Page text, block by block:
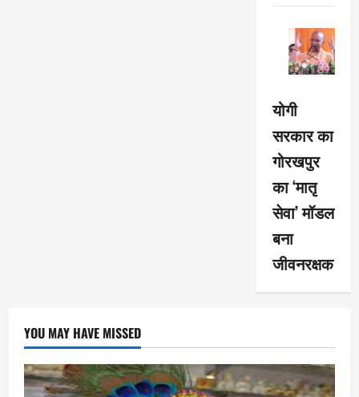
योगी
सरकार का
गोरखपुर
का ‘मातृ
सेवा’ मॉडल
बना
जीवनरक्षक
YOU MAY HAVE MISSED